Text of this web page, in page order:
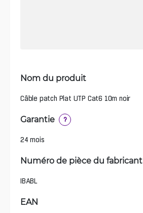
Nom du produit
Câble patch Plat UTP Cat6 10m noir
Garantie ?
24 mois
Numéro de pièce du fabricant
IBABL
EAN